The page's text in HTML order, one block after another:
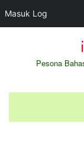
Masuk Log
Pesona